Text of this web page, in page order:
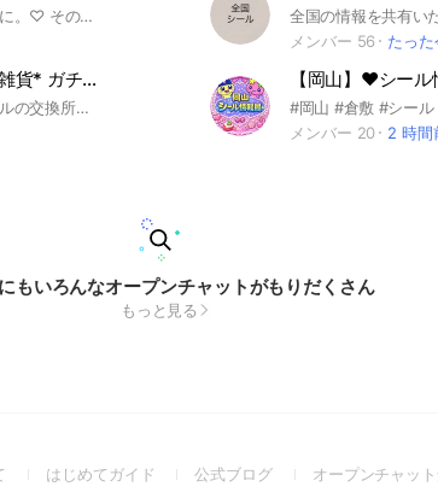
シールの情報交換をしたい人に。♡ その他.ガチャガチャ.一番くじなど とになく可愛いものをゆるゆるとシェアしましょう🤗 よろしくお願い致します🙂‍↕️✨✨
メンバー 56
たった
【全国/徳島】ラーメン* 雑貨* ガチャ* 交換* 雑談* 美味いもの情報* *
グッズ、玩具、ガチャ、シールの交換所でもあります。定価とは言いませんが優しい気持ちの値段設定でお願いします✨ 流行りものやイベントのお話しましょ✨ 男性大歓迎です。
【岡山】❤︎シー
メンバー 20
2 時間
もいろんなオープンチャットがもりだくさん
もっと見る
(Openはじめてガイド
(Open公式ブログ
(Openオープンチャッ